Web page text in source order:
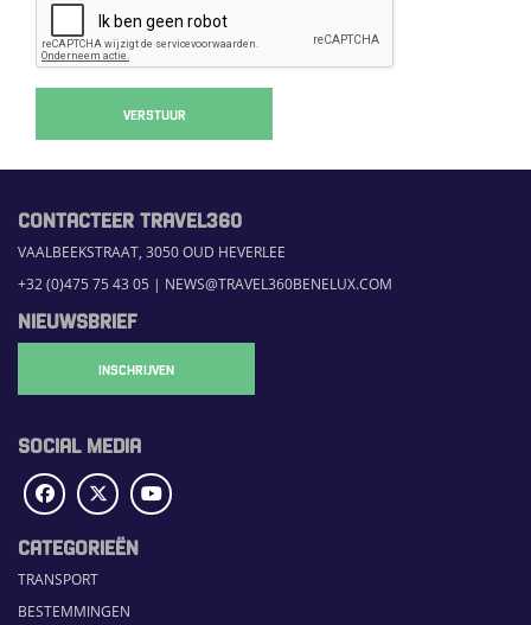
VERSTUUR
CONTACTEER TRAVEL360
VAALBEEKSTRAAT, 3050 OUD HEVERLEE
+32 (0)475 75 43 05 | NEWS@TRAVEL360BENELUX.COM
NIEUWSBRIEF
INSCHRIJVEN
SOCIAL MEDIA
CATEGORIEËN
TRANSPORT
BESTEMMINGEN